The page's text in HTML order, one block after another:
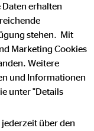
—
erhalten
stehen. Mit
Marketing Cookies
Weitere
und Informationen
unter "Details
über den